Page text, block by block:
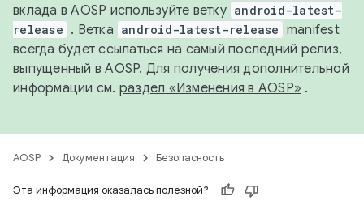
вклада в AOSP используйте ветку android-latest-
release . Ветка android-latest-release manifest
всегда будет ссылаться на самый последний релиз,
выпущенный в AOSP. Для получения дополнительной
информации см. раздел «Изменения в AOSP» .
AOSP Документация Безопасность
Эта информация оказалась полезной?